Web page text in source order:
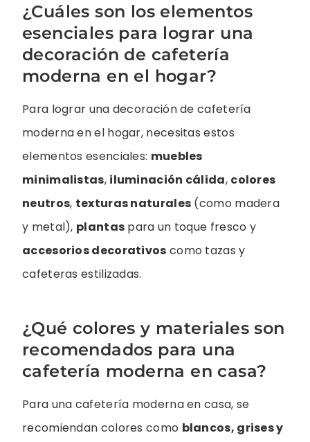
¿Cuáles son los elementos
esenciales para lograr una
decoración de cafetería
moderna en el hogar?
Para lograr una decoración de cafetería
moderna en el hogar, necesitas estos
elementos esenciales: muebles
minimalistas, iluminación cálida, colores
neutros, texturas naturales (como madera
y metal), plantas para un toque fresco y
accesorios decorativos como tazas y
cafeteras estilizadas.
¿Qué colores y materiales son
recomendados para una
cafetería moderna en casa?
Para una cafetería moderna en casa, se
recomiendan colores como blancos, grises y